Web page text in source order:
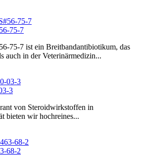
75-7
75-7 ist ein Breitbandantibiotikum, das
auch in der Veterinärmedizin...
3
von Steroidwirkstoffen in
bieten wir hochreines...
68-2